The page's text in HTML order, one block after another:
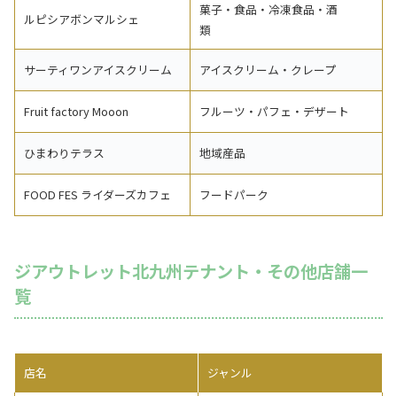
ルピシアボンマルシェ
菓子・食品・冷凍食品・酒
類
サーティワンアイスクリーム アイスクリーム・クレープ
Fruit factory Mooon フルーツ・パフェ・デザート
ひまわりテラス 地域産品
FOOD FES ライダーズカフェ フードパーク
ジアウトレット北九州テナント・その他店舗一
覧
店名 ジャンル